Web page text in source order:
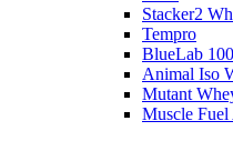
Stacker2
Tempro
BlueLab
Animal Iso
Mutant
Muscle